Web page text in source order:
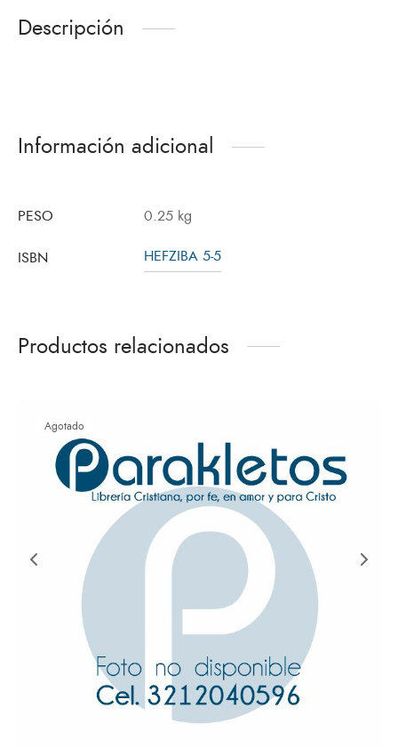
Descripción
Información adicional
PESO 0.25 kg
ISBN HEFZIBA 5-5
Productos relacionados
Agotado